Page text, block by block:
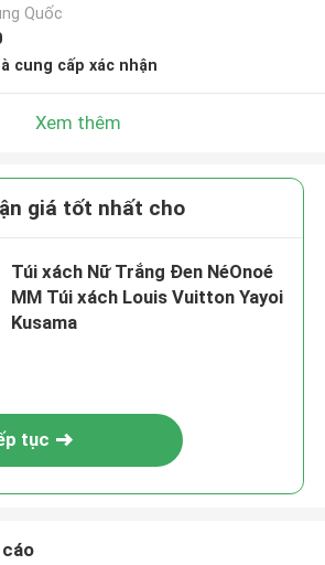
Quốc
cung cấp xác nhận
Xem thêm
giá tốt nhất cho
Túi xách Nữ Trắng Đen NéOnoé
MM Túi xách Louis Vuitton Yayoi
Kusama
tục
cáo